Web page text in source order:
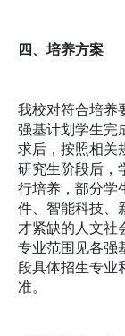
四、培养方案
我校对符合培养
强基计划学生完
求后，按照相关
研究生阶段后，
行培养，部分学
件、智能科技、
才紧缺的人文社
专业范围见各强
段具体招生专业
准。